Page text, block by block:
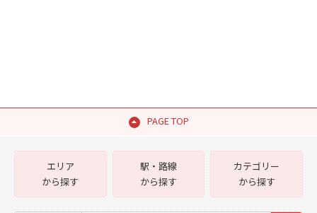
PAGE TOP
エリア
から探す
駅・路線
から探す
カテゴリー
から探す